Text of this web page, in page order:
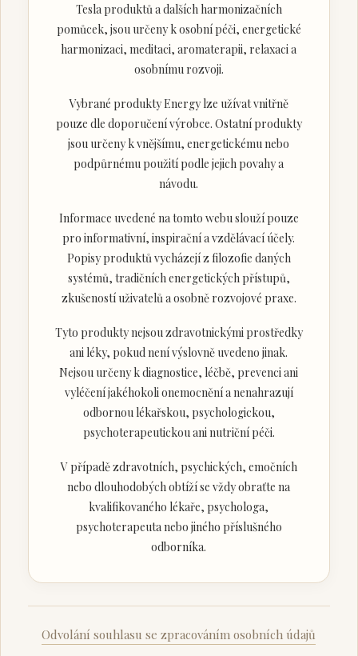
Tesla produktů a dalších harmonizačních
pomůcek, jsou určeny k osobní péči, energetické
harmonizaci, meditaci, aromaterapii, relaxaci a
osobnímu rozvoji.
Vybrané produkty Energy lze užívat vnitřně
pouze dle doporučení výrobce. Ostatní produkty
jsou určeny k vnějšímu, energetickému nebo
podpůrnému použití podle jejich povahy a
návodu.
Informace uvedené na tomto webu slouží pouze
pro informativní, inspirační a vzdělávací účely.
Popisy produktů vycházejí z filozofie daných
systémů, tradičních energetických přístupů,
zkušeností uživatelů a osobně rozvojové praxe.
Tyto produkty nejsou zdravotnickými prostředky
ani léky, pokud není výslovně uvedeno jinak.
Nejsou určeny k diagnostice, léčbě, prevenci ani
vyléčení jakéhokoli onemocnění a nenahrazují
odbornou lékařskou, psychologickou,
psychoterapeutickou ani nutriční péči.
V případě zdravotních, psychických, emočních
nebo dlouhodobých obtíží se vždy obraťte na
kvalifikovaného lékaře, psychologa,
psychoterapeuta nebo jiného příslušného
odborníka.
Odvolání souhlasu se zpracováním osobních údajů